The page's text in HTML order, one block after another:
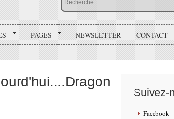
PAGES NEWSLETTER CONTACT
Suivez-
Facebook